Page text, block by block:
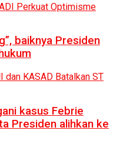
baiknya Presiden
kasus Febrie
Presiden alihkan ke